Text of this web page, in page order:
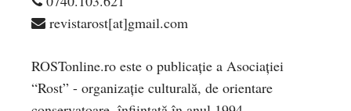
revistarost[at]gmail.com
ROSTonline.ro este o publicaţie a Asociaţiei
“Rost” - organizaţie culturală, de orientare